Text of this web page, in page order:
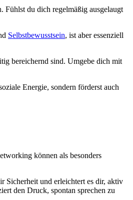
Fühlst du dich regelmäßig ausgelaugt
Selbstbewusstsein, ist aber essenziell
bereichernd sind. Umgebe dich mit
Energie, sondern förderst auch
können als besonders
Sicherheit und erleichtert es dir, aktiv
den Druck, spontan sprechen zu